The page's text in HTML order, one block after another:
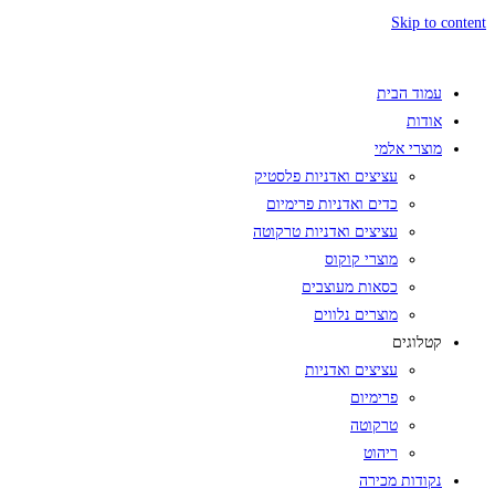
Skip to content
עמוד הבית
אודות
מוצרי אלמי
עציצים ואדניות פלסטיק
כדים ואדניות פרימיום
עציצים ואדניות טרקוטה
מוצרי קוקוס
כסאות מעוצבים
מוצרים נלווים
קטלוגים
עציצים ואדניות
פרימיום
טרקוטה
ריהוט
נקודות מכירה